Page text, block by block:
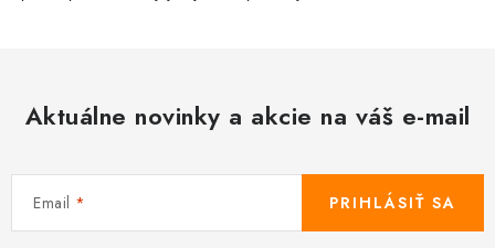
Aktuálne novinky a akcie na váš e-mail
Email PRIHLÁSIŤ SA